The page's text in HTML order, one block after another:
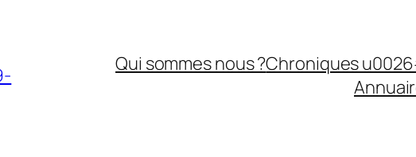
Qui sommes nous ?Chroniques